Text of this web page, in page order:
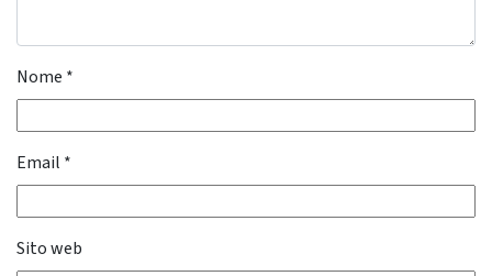
Nome *
Email *
Sito web